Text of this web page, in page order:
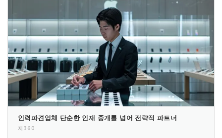
인력파견업체 단순한 인재 중개를 넘어 전략적 파트너
지360